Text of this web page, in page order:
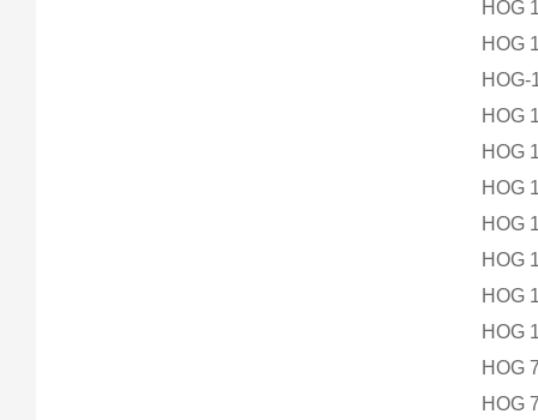
HOG
HOG
HOG-
HOG
HOG
HOG
HOG
HOG
HOG
HOG
HOG
HOG